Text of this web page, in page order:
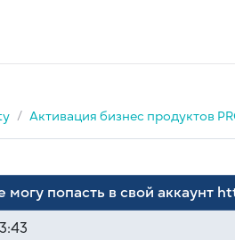
Активация бизнес продуктов
могу попасть в свой аккаунт